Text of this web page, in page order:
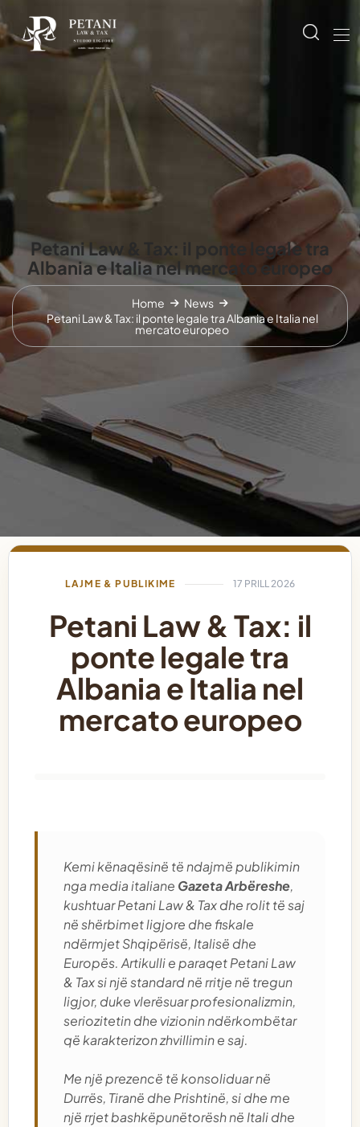
Petani Law & Tax: il ponte legale tra
Albania e Italia nel mercato europeo
Home
News
Petani Law & Tax: il ponte legale tra Albania e Italia nel
mercato europeo
LAJME & PUBLIKIME 17 PRILL 2026
Petani Law & Tax: il
ponte legale tra
Albania e Italia nel
mercato europeo
Kemi kënaqësinë të ndajmë publikimin
nga media italianeGazeta Arbëreshe,
kushtuar Petani Law & Tax dhe rolit të saj
në shërbimet ligjore dhe fiskale
ndërmjet Shqipërisë, Italisë dhe
Europës. Artikulli e paraqet Petani Law
& Tax si një standard në rritje në tregun
ligjor, duke vlerësuar profesionalizmin,
seriozitetin dhe vizionin ndërkombëtar
Me një prezencë të konsoliduar në
Durrës, Tiranë dhe Prishtinë, si dhe me